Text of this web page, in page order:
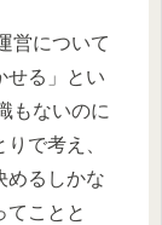
営について
せる」とい
もないのに
で考え、
めるしかな
てことと